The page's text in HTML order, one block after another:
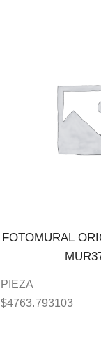
FOTOMURAL
PIEZA
$4763.793103